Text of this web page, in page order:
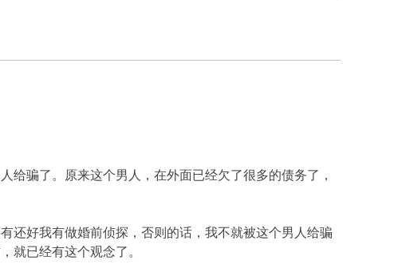
给骗了。原来这个男人，在外面已经欠了很多的债务了，
还好我有做婚前侦探，否则的话，我不就被这个男人给骗
就已经有这个观念了。